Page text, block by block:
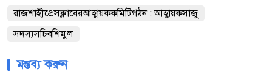
রাজশাহীপ্রেসক্লাবেরআহ্বায়ককমিটিগঠন : আহ্বায়কসাজু
সদস্যসচিবশিমুল
মন্তব্য করুন